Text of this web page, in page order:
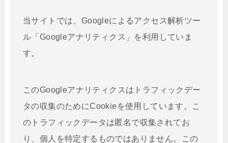
当サイトでは、Googleによるアクセス解析ツー
ル「Googleアナリティクス」を利用していま
す。
このGoogleアナリティクスはトラフィックデー
タの収集のためにCookieを使用しています。こ
のトラフィックデータは匿名で収集されてお
り、個人を特定するものではありません。この